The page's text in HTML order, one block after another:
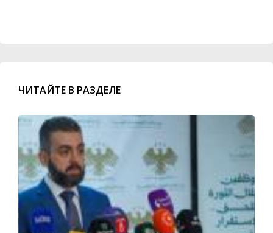
ЧИТАЙТЕ В РАЗДЕЛЕ